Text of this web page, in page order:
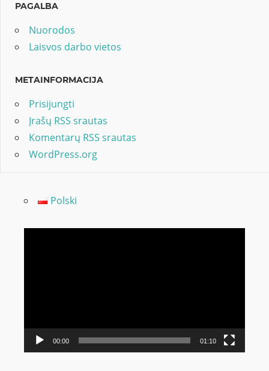
PAGALBA
Nuorodos
Laisvos darbo vietos
METAINFORMACIJA
Prisijungti
Įrašų RSS srautas
Komentarų RSS srautas
WordPress.org
Polski
00:00 01:10